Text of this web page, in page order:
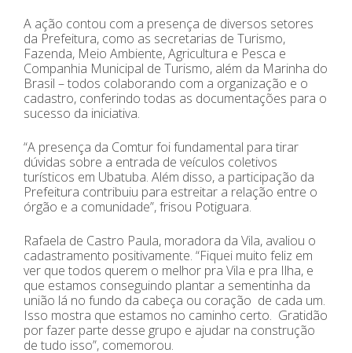
A ação contou com a presença de diversos setores
da Prefeitura, como as secretarias de Turismo,
Fazenda, Meio Ambiente, Agricultura e Pesca e
Companhia Municipal de Turismo, além da Marinha do
Brasil – todos colaborando com a organização e o
cadastro, conferindo todas as documentações para o
sucesso da iniciativa.
“A presença da Comtur foi fundamental para tirar
dúvidas sobre a entrada de veículos coletivos
turísticos em Ubatuba. Além disso, a participação da
Prefeitura contribuiu para estreitar a relação entre o
órgão e a comunidade”, frisou Potiguara.
Rafaela de Castro Paula, moradora da Vila, avaliou o
cadastramento positivamente. “Fiquei muito feliz em
ver que todos querem o melhor pra Vila e pra Ilha, e
que estamos conseguindo plantar a sementinha da
união lá no fundo da cabeça ou coração de cada um.
Isso mostra que estamos no caminho certo. Gratidão
por fazer parte desse grupo e ajudar na construção
de tudo isso”, comemorou.